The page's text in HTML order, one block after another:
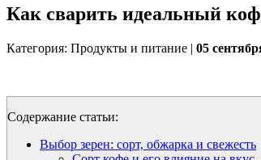
Как сварить идеальный
Категория: Продукты и питание | 05
Содержание статьи:
Выбор зерен: сорт, обжарка и свежесть